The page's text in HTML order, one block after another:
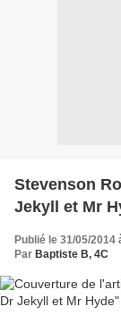
Stevenson
Jekyll et Mr
Publié le 31/05/2014
Par Baptiste B, 4C